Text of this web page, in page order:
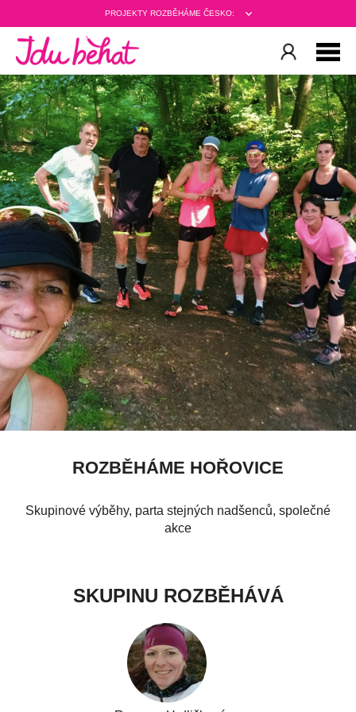
PROJEKTY ROZBĚHÁME ČESKO:
ROZBĚHÁME HOŘOVICE
Skupinové výběhy, parta stejných nadšenců, společné
akce
SKUPINU ROZBĚHÁVÁ